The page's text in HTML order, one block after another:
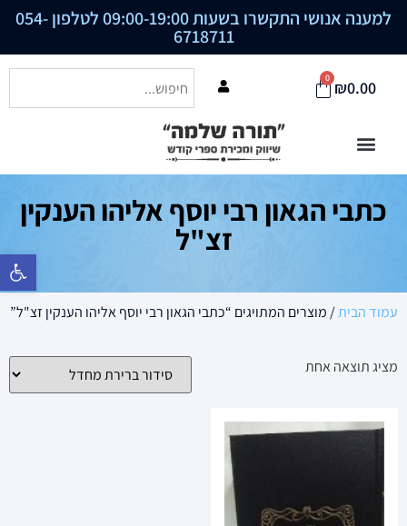
פתח סרגל
למענה אנושי התקשרו בשעות 09:00-19:00 לטלפון 054-
6718711
₪0.00
0
כתבי הגאון רבי יוסף אליהו הענקין
זצ"ל
עמוד הבית/ מוצרים המתויגים “כתבי הגאון רבי יוסף אליהו הענקין זצ"ל”
מציג תוצאה אחת